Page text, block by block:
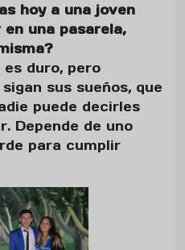
hoy a una joven
una pasarela,
es duro, pero
sus sueños, que
puede decirles
Depende de uno
para cumplir